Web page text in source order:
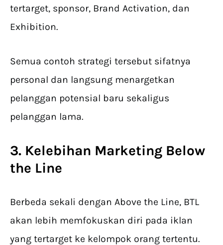
tertarget, sponsor, Brand Activation, dan
Exhibition.
Semua contoh strategi tersebut sifatnya
personal dan langsung menargetkan
pelanggan potensial baru sekaligus
pelanggan lama.
3. Kelebihan Marketing Below
the Line
Berbeda sekali dengan Above the Line, BTL
akan lebih memfokuskan diri pada iklan
yang tertarget ke kelompok orang tertentu.